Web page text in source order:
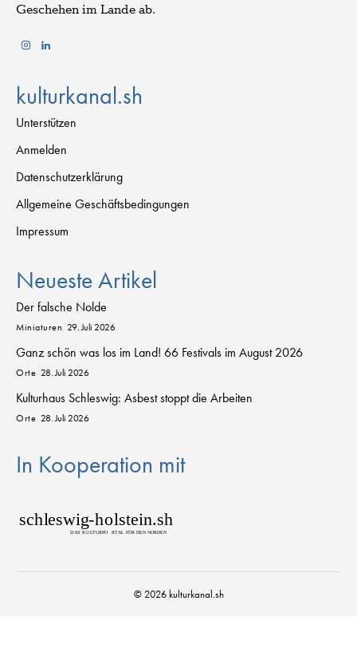
Geschehen im Lande ab.
kulturkanal.sh
Unterstützen
Anmelden
Datenschutzerklärung
Allgemeine Geschäftsbedingungen
Impressum
Neueste Artikel
Der falsche Nolde
Miniaturen 29. Juli 2026
Ganz schön was los im Land! 66 Festivals im August 2026
Orte 28. Juli 2026
Kulturhaus Schleswig: Asbest stoppt die Arbeiten
Orte 28. Juli 2026
In Kooperation mit
schleswig-holstein.sh
D AS KULTURPO RTAL FÜR DEN NORDEN
© 2026 kulturkanal.sh